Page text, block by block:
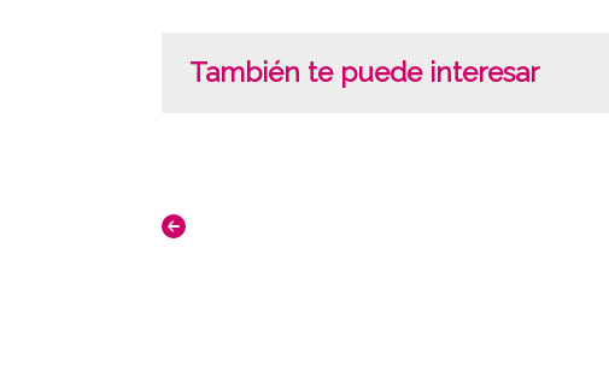
También te puede interesar